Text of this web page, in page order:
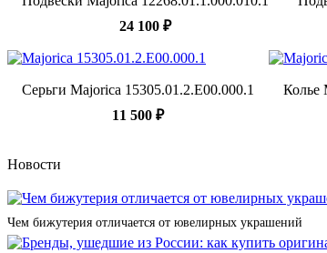
24 100 ₽
Серьги Majorica 15305.01.2.E00.000.1
11 500 ₽
Колье
Новости
Чем бижутерия отличается от ювелирных украшений